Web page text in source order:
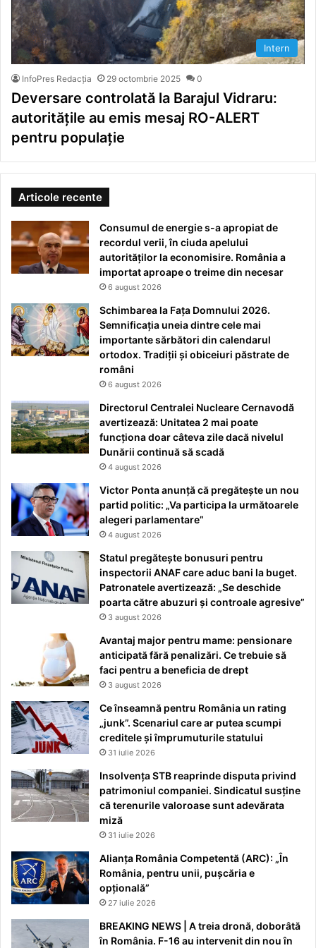
Intern
InfoPres Redacția 29 octombrie 2025 0
Deversare controlată la Barajul Vidraru:
autoritățile au emis mesaj RO-ALERT
pentru populație
Articole recente
Consumul de energie s-a apropiat de
recordul verii, în ciuda apelului
autorităților la economisire. România a
importat aproape o treime din necesar
6 august 2026
Schimbarea la Fața Domnului 2026.
Semnificația uneia dintre cele mai
importante sărbători din calendarul
ortodox. Tradiții și obiceiuri păstrate de
români
6 august 2026
Directorul Centralei Nucleare Cernavodă
avertizează: Unitatea 2 mai poate
funcționa doar câteva zile dacă nivelul
Dunării continuă să scadă
4 august 2026
Victor Ponta anunță că pregătește un nou
partid politic: „Va participa la următoarele
alegeri parlamentare”
4 august 2026
Statul pregătește bonusuri pentru
inspectorii ANAF care aduc bani la buget.
Patronatele avertizează: „Se deschide
poarta către abuzuri și controale agresive”
3 august 2026
Avantaj major pentru mame: pensionare
anticipată fără penalizări. Ce trebuie să
faci pentru a beneficia de drept
3 august 2026
Ce înseamnă pentru România un rating
„junk”. Scenariul care ar putea scumpi
creditele și împrumuturile statului
31 iulie 2026
Insolvența STB reaprinde disputa privind
patrimoniul companiei. Sindicatul susține
că terenurile valoroase sunt adevărata
miză
31 iulie 2026
Alianța România Competentă (ARC): „În
România, pentru unii, pușcăria e
opțională”
27 iulie 2026
BREAKING NEWS | A treia dronă, doborâtă
în România. F-16 au intervenit din nou în